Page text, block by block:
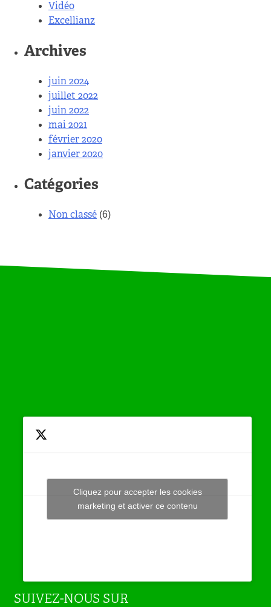
Vidéo
Excellianz
Archives
juin 2024
juillet 2022
juin 2022
mai 2021
février 2020
janvier 2020
Catégories
Non classé (6)
Tweets by JeuAchat
Cliquez pour accepter les cookies
marketing et activer ce contenu
SUIVEZ-NOUS SUR